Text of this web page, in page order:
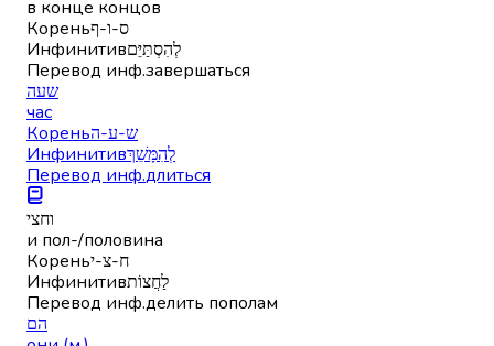
в конце концов
Кореньס-ו-ף
Инфинитивלְהִסְתַּיֵּם
Перевод инф.завершаться
שעה
час
Кореньש-ע-ה
Инфинитивלְהִמָּשֵׁךְ
Перевод инф.длиться
וחצי
и пол-/половина
Кореньח-צ-י
Инфинитивלַחֲצוֹת
Перевод инф.делить пополам
הם